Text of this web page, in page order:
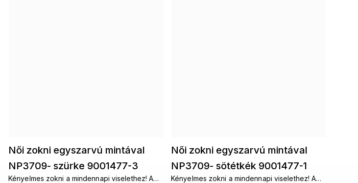
Női zokni egyszarvú mintával
NP3709- szürke 9001477-3
Kényelmes zokni a mindennapi viselethez! A
Női zokni egyszarvú mintával
NP3709- sötétkék 9001477-1
Kényelmes zokni a mindennapi viselethez! A